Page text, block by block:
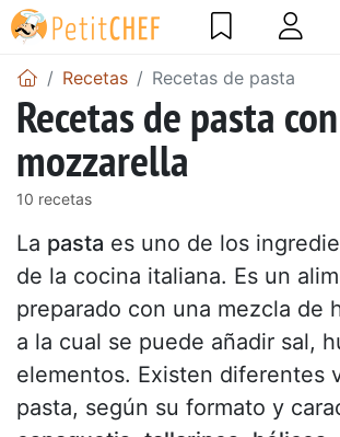
Recetas Recetas de pasta
Recetas de pasta con
mozzarella
10 recetas
La pasta es uno de los
de la cocina italiana. Es un
preparado con una mezcla de
a la cual se puede añadir sal,
elementos. Existen diferentes
pasta, según su formato y